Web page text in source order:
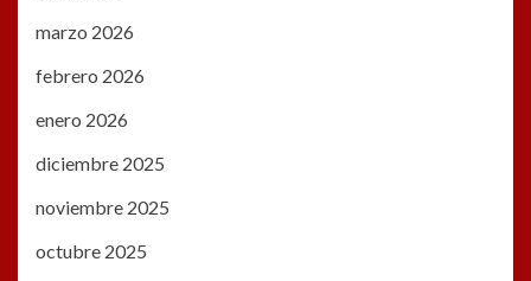
marzo 2026
febrero 2026
enero 2026
diciembre 2025
noviembre 2025
octubre 2025